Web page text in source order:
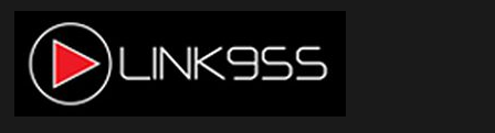
Skip
content
Link